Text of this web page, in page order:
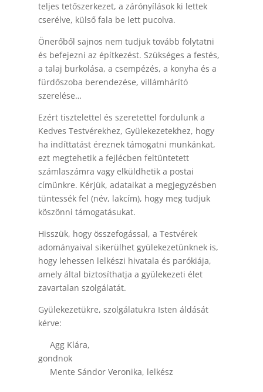
teljes tetőszerkezet, a zárónyílások ki lettek
cserélve, külső fala be lett pucolva.
Önerőből sajnos nem tudjuk tovább folytatni
és befejezni az építkezést. Szükséges a festés,
a talaj burkolása, a csempézés, a konyha és a
fürdőszoba berendezése, villámhárító
szerelése…
Ezért tisztelettel és szeretettel fordulunk a
Kedves Testvérekhez, Gyülekezetekhez, hogy
ha indíttatást éreznek támogatni munkánkat,
ezt megtehetik a fejlécben feltüntetett
számlaszámra vagy elküldhetik a postai
címünkre. Kérjük, adataikat a megjegyzésben
tüntessék fel (név, lakcím), hogy meg tudjuk
köszönni támogatásukat.
Hisszük, hogy összefogással, a Testvérek
adományaival sikerülhet gyülekezetünknek is,
hogy lehessen lelkészi hivatala és parókiája,
amely által biztosíthatja a gyülekezeti élet
zavartalan szolgálatát.
Gyülekezetükre, szolgálatukra Isten áldását
kérve:
Agg Klára,
gondnok
Mente Sándor Veronika, lelkész